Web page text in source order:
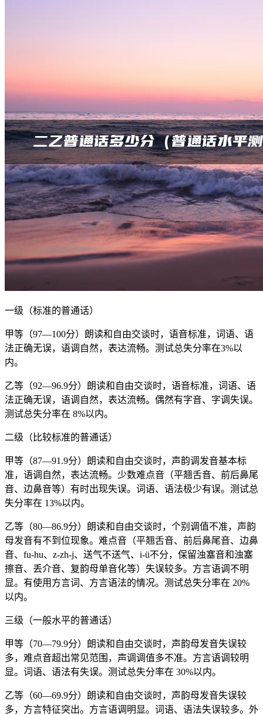
一级（标准的普通话）
甲等（97—100分）朗读和自由交谈时，语音标准，词语、语
法正确无误，语调自然，表达流畅。测试总失分率在3%以
内。
乙等（92—96.9分）朗读和自由交谈时，语音标准，词语、语
法正确无误，语调自然，表达流畅。偶然有字音、字调失误。
测试总失分率在 8%以内。
二级（比较标准的普通话）
甲等（87—91.9分）朗读和自由交谈时，声韵调发音基本标
准，语调自然，表达流畅。少数难点音（平翘舌音、前后鼻尾
音、边鼻音等）有时出现失误。词语、语法极少有误。测试总
失分率在 13%以内。
乙等（80—86.9分）朗读和自由交谈时，个别调值不准，声韵
母发音有不到位现象。难点音（平翘舌音、前后鼻尾音、边鼻
音、fu-hu、z-zh-j、送气不送气、i-ü不分，保留浊塞音和浊塞
擦音、丢介音、复韵母单音化等）失误较多。方言语调不明
显。有使用方言词、方言语法的情况。测试总失分率在 20%
以内。
三级（一般水平的普通话）
甲等（70—79.9分）朗读和自由交谈时，声韵母发音失误较
多，难点音超出常见范围，声调调值多不准。方言语调较明
显。词语、语法有失误。测试总失分率在 30%以内。
乙等（60—69.9分）朗读和自由交谈时，声韵母发音失误较
多，方言特征突出。方言语调明显。词语、语法失误较多。外